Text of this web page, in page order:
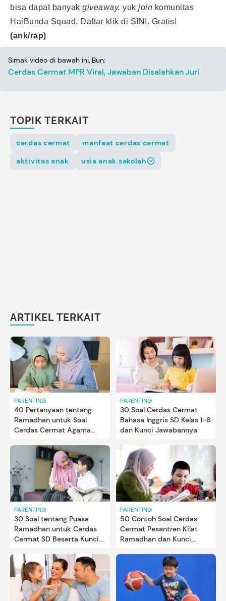
bisa dapat banyak giveaway, yuk join komunitas
HaiBunda Squad. Daftar klik di SINI. Gratis!
(ank/rap)
Simak video di bawah ini, Bun:
Cerdas Cermat MPR Viral, Jawaban Disalahkan Juri
TOPIK TERKAIT
cerdas cermat
manfaat cerdas cermat
aktivitas anak
usia anak sekolah
ARTIKEL TERKAIT
PARENTING
40 Pertanyaan tentang
Ramadhan untuk Soal
Cerdas Cermat Agama
PARENTING
30 Soal Cerdas Cermat
Bahasa Inggris SD Kelas 1-6
dan Kunci Jawabannya
PARENTING
30 Soal tentang Puasa
Ramadhan untuk Cerdas
Cermat SD Beserta Kunci
PARENTING
50 Contoh Soal Cerdas
Cermat Pesantren Kilat
Ramadhan dan Kunci